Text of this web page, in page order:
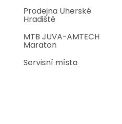
Prodejna Uherské
Hradiště
MTB JUVA-AMTECH
Maraton
Servisní místa